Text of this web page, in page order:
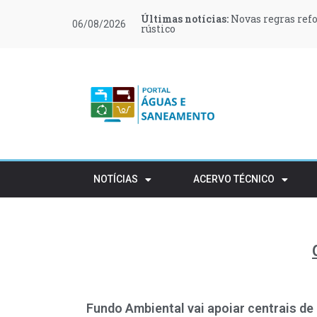
06/08/2026 Últimas notícias: Novas regras
rústico
Últimas notícias: Retalho e
Últimas notícias: Procura de
Últimas notícias: Várias zonas de
Últimas notícias: LOCTITE 243 e
Últimas notícias: Encontro O
NOTÍCIAS ACERVO TÉCNICO
Fundo Ambiental vai apoiar centrais de